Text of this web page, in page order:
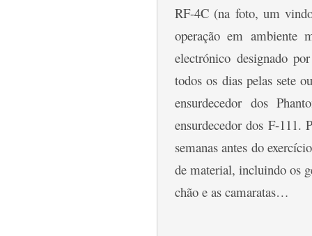
RF-4C (na foto, um
operação em ambiente
electrónico designado
todos os dias pelas sete
ensurdecedor dos
ensurdecedor dos F-111.
semanas antes do
de material, incluindo os
chão e as camaratas…